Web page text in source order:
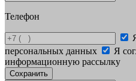
Телефон
персональных данных
Я
информационную рассылку
Сохранить